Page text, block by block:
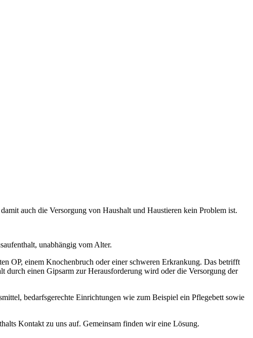
auch die Versorgung von Haushalt und Haustieren kein Problem ist.
OP, einem Knochenbruch oder einer schweren Erkrankung. Das betrifft
durch einen Gipsarm zur Herausforderung wird oder die Versorgung der
bedarfsgerechte Einrichtungen wie zum Beispiel ein Pflegebett sowie
Kontakt zu uns auf. Gemeinsam finden wir eine Lösung.